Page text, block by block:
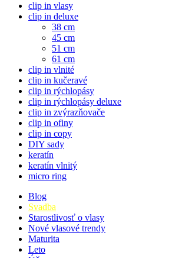
clip in vlasy
clip in deluxe
38 cm
45 cm
51 cm
61 cm
clip in vlnité
clip in kučeravé
clip in rýchlopásy
clip in rýchlopásy deluxe
clip in zvýrazňovače
clip in ofiny
clip in copy
DIY sady
keratín
keratín vlnitý
micro ring
Blog
Svadba
Starostlivosť o vlasy
Nové vlasové trendy
Maturita
Leto